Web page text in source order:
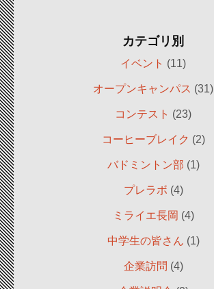
カテゴリ別
イベント (11)
オープンキャンパス (31)
コンテスト (23)
コーヒーブレイク (2)
バドミントン部 (1)
プレラボ (4)
ミライエ長岡 (4)
中学生の皆さん (1)
企業訪問 (4)